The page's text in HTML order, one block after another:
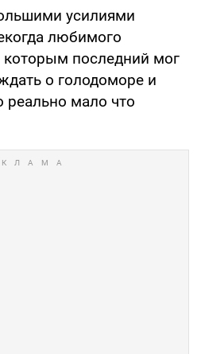
усилиями
любимого
которым последний мог
о голодоморе и
реально мало что